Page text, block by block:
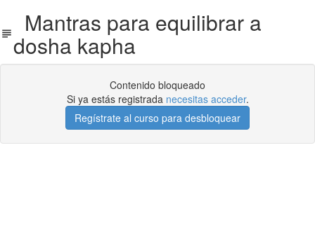
Mantras para equilibrar a
dosha kapha
Contenido bloqueado
Si ya estás registrada necesitas acceder.
Regístrate al curso para desbloquear